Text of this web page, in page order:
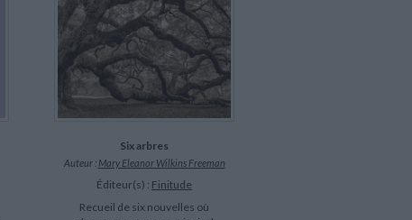
Six arbres
Auteur : Mary Eleanor Wilkins Freeman
Éditeur(s) : Finitude
Recueil de six nouvelles où